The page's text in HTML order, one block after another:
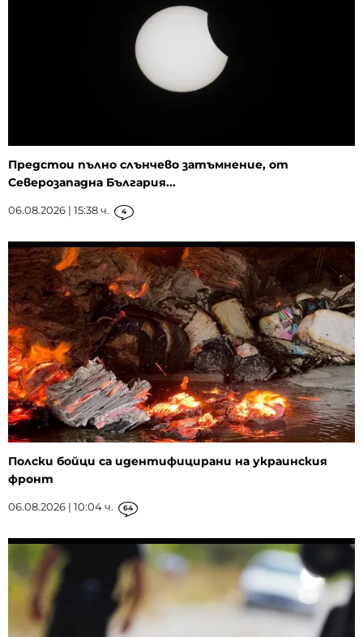
Предстои пълно слънчево затъмнение, от
Северозападна България...
06.08.2026 | 15:38 ч. 4
Полски бойци са идентифицирани на украинския
фронт
06.08.2026 | 10:04 ч. 64